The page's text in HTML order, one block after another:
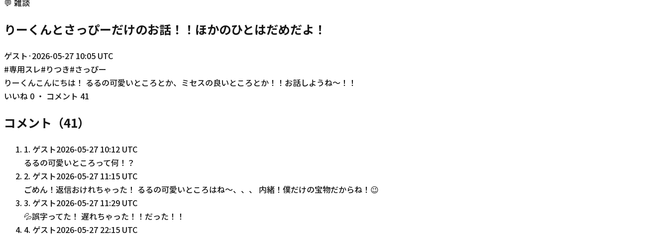
💬 雑談
りーくんとさっぴーだけのお話！！ほかのひとはだめだよ！
ゲスト ·2026-05-27 10:05 UTC
#専用スレ#りつき#さっぴー
りーくんこんにちは！ るるの可愛いところとか、ミセスの良いところとか！！お話しようね〜！！
いいね 0 ・ コメント 41
コメント（41）
1. ゲスト2026-05-27 10:12 UTC
るるの可愛いところって何！？
2. ゲスト2026-05-27 11:15 UTC
ごめん！返信おけれちゃった！ るるの可愛いところはね〜、、、 内緒！僕だけの宝物だからね！😉
3. ゲスト2026-05-27 11:29 UTC
💦誤字ってた！ 遅れちゃった！！だった！！
4. ゲスト2026-05-27 22:15 UTC